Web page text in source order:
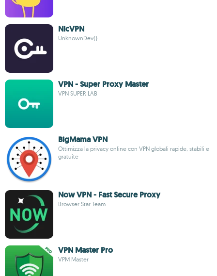
NicVPN
UnknownDev{}
VPN - Super Proxy Master
VPN SUPER LAB
BigMama VPN
Ottimizza la privacy online con VPN globali rapide, stabili e
gratuite
Now VPN - Fast Secure Proxy
Browser Star Team
VPN Master Pro
VPM Master